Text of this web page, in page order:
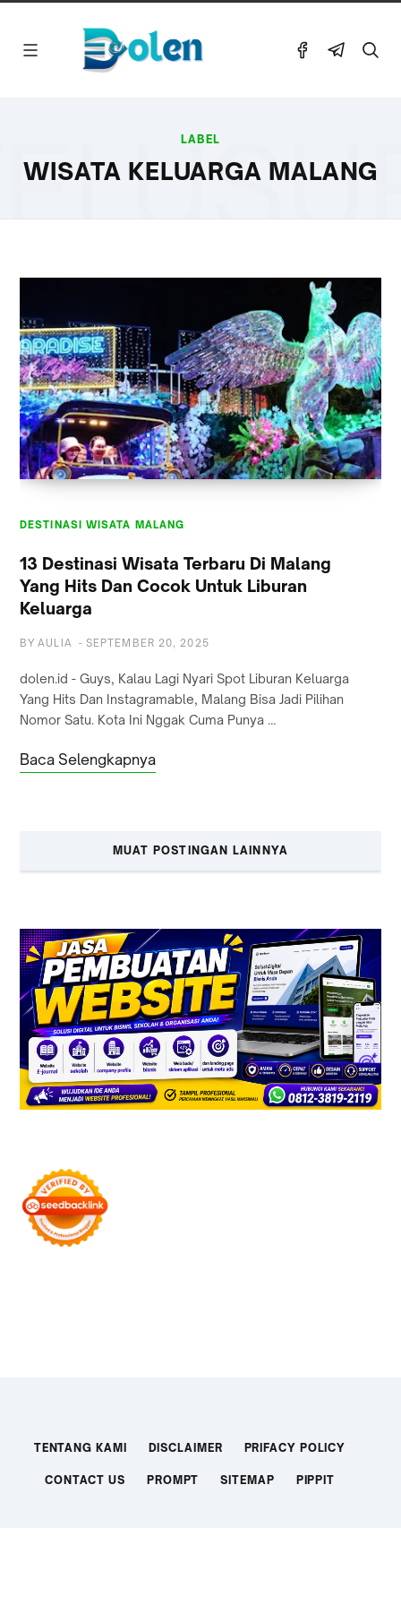
LABEL
WISATA KELUARGA MALANG
DESTINASI WISATA MALANG
13 Destinasi Wisata Terbaru Di Malang
Yang Hits Dan Cocok Untuk Liburan
Keluarga
BY AULIA - SEPTEMBER 20, 2025
dolen.id - Guys, Kalau Lagi Nyari Spot Liburan Keluarga
Yang Hits Dan Instagramable, Malang Bisa Jadi Pilihan
Nomor Satu. Kota Ini Nggak Cuma Punya …
Baca Selengkapnya
MUAT POSTINGAN LAINNYA
TENTANG KAMI DISCLAIMER PRIFACY POLICY
CONTACT US PROMPT SITEMAP PIPPIT